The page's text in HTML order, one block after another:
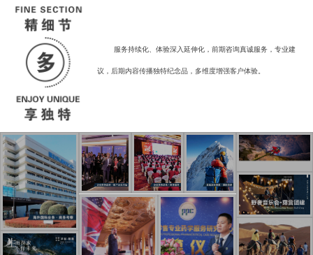
服务持续化、体验深入延伸化，前期咨询真诚服务，专业建
议，后期内容传播独特纪念品，多维度增强客户体验。